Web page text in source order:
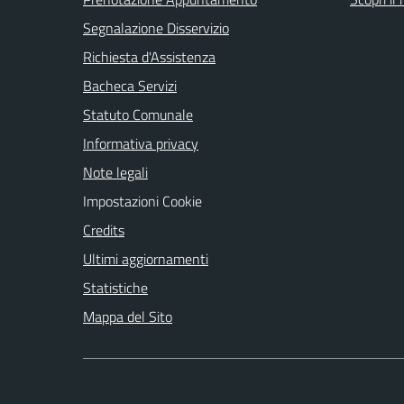
Segnalazione Disservizio
Richiesta d'Assistenza
Bacheca Servizi
Statuto Comunale
Informativa privacy
Note legali
Impostazioni Cookie
Credits
Ultimi aggiornamenti
Statistiche
Mappa del Sito